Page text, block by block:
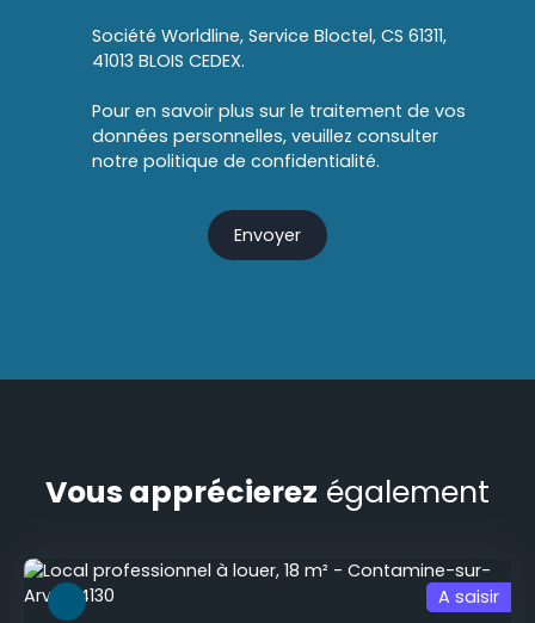
Société Worldline, Service Bloctel, CS 61311,
41013 BLOIS CEDEX.
Pour en savoir plus sur le traitement de vos
données personnelles, veuillez consulter
notre politique de confidentialité.
Envoyer
Vous apprécierez également
A saisir